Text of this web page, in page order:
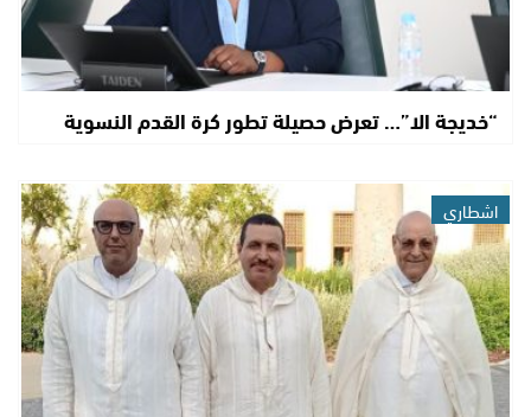
“خديجة الا”… تعرض حصيلة تطور كرة القدم النسوية
اشطاري